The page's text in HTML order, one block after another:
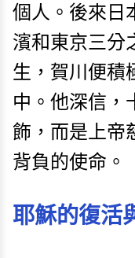
個人。後來日
濱和東京三分
生，賀川便積
中。他深信，
飾，而是上帝
背負的使命。
耶穌的復活